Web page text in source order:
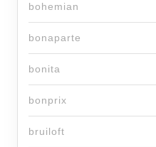
bohemian
bonaparte
bonita
bonprix
bruiloft